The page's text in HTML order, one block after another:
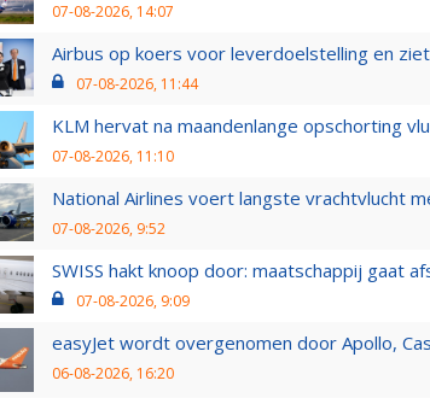
07-08-2026, 14:07
Airbus op koers voor leverdoelstelling en
07-08-2026, 11:44
KLM hervat na maandenlange opschorting
07-08-2026, 11:10
National Airlines voert langste vrachtvlucht
07-08-2026, 9:52
SWISS hakt knoop door: maatschappij gaat
07-08-2026, 9:09
easyJet wordt overgenomen door Apollo,
06-08-2026, 16:20